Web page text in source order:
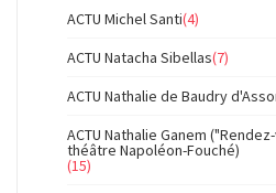
ACTU Michel Santi(4)
ACTU Natacha Sibellas(7)
ACTU Nathalie de Baudry
ACTU Nathalie Ganem
théâtre Napoléon-Fouché)
(15)